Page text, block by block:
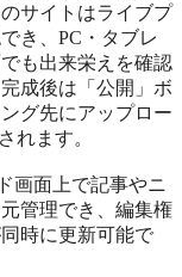
サイトはライブプ
き、PC・タブレ
も出来栄えを確認
成後は「公開」ボ
グ先にアップロー
れます。
画面上で記事やニ
管理でき、編集権
時に更新可能で